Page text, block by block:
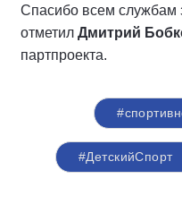
Спасибо всем службам
отметил Дмитрий
партпроекта.
#ДетскийСпорт